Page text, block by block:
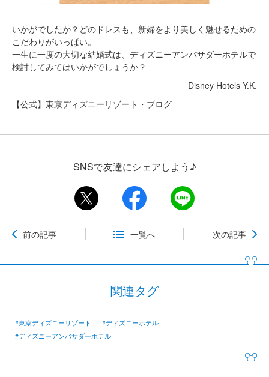
いかがでしたか？どのドレスも、新婦をより美しく魅せるための
こだわりがいっぱい。
一生に一度の大切な結婚式は、ディズニーアンバサダーホテルで
検討してみてはいかがでしょうか？
Disney Hotels Y.K.
【公式】東京ディズニーリゾート・ブログ
SNSで友達にシェアしよう♪
前の記事 一覧へ 次の記事
関連タグ
#東京ディズニーリゾート
#ディズニーホテル
#ディズニーアンバサダーホテル